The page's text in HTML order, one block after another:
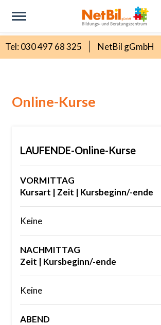
Tel: 030 497 68 325 NetBil gGmbH
Online-Kurse
LAUFENDE-Online-Kurse
VORMITTAG
Kursart | Zeit | Kursbeginn/-ende
Keine
NACHMITTAG
Zeit | Kursbeginn/-ende
Keine
ABEND